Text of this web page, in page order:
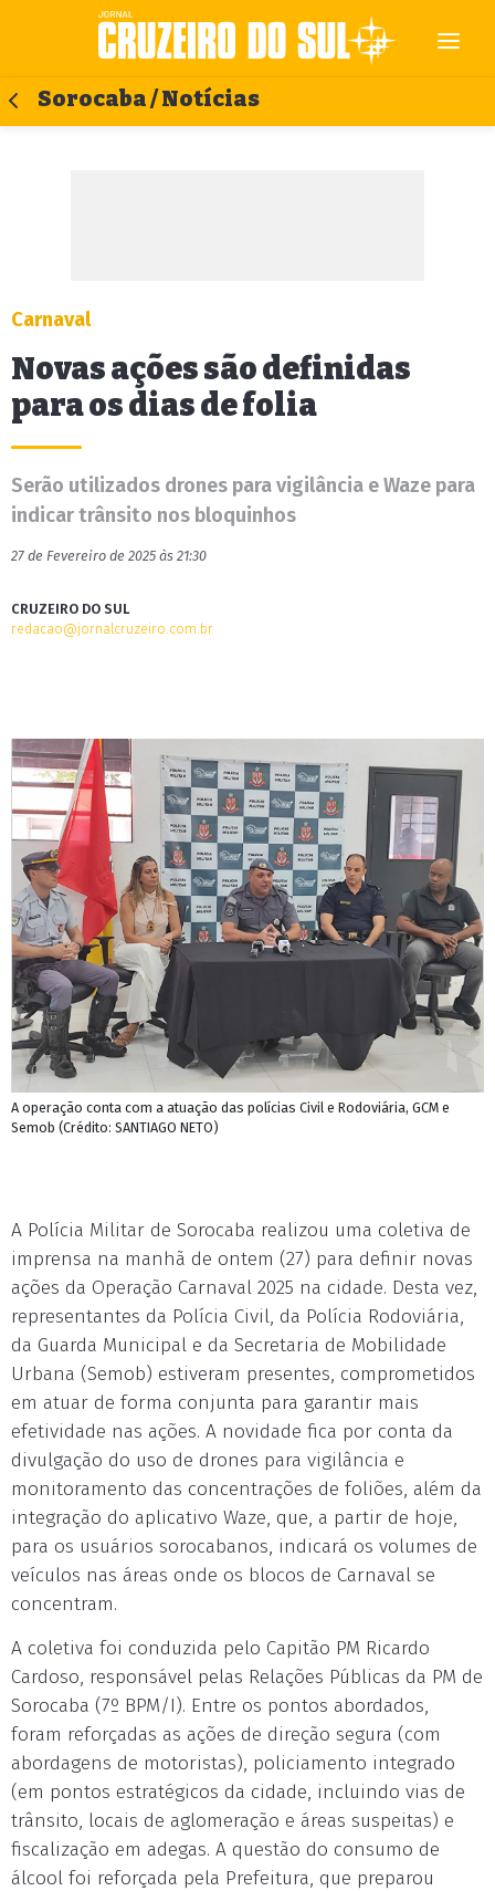
Sorocaba / Notícias
Carnaval
Novas ações são definidas
para os dias de folia
Serão utilizados drones para vigilância e Waze para
indicar trânsito nos bloquinhos
27 de Fevereiro de 2025 às 21:30
CRUZEIRO DO SUL
redacao@jornalcruzeiro.com.br
A operação conta com a atuação das polícias Civil e Rodoviária, GCM e
Semob (Crédito: SANTIAGO NETO)
A Polícia Militar de Sorocaba realizou uma coletiva de
imprensa na manhã de ontem (27) para definir novas
ações da Operação Carnaval 2025 na cidade. Desta vez,
representantes da Polícia Civil, da Polícia Rodoviária,
da Guarda Municipal e da Secretaria de Mobilidade
Urbana (Semob) estiveram presentes, comprometidos
em atuar de forma conjunta para garantir mais
efetividade nas ações. A novidade fica por conta da
divulgação do uso de drones para vigilância e
monitoramento das concentrações de foliões, além da
integração do aplicativo Waze, que, a partir de hoje,
para os usuários sorocabanos, indicará os volumes de
veículos nas áreas onde os blocos de Carnaval se
concentram.
A coletiva foi conduzida pelo Capitão PM Ricardo
Cardoso, responsável pelas Relações Públicas da PM de
Sorocaba (7º BPM/I). Entre os pontos abordados,
foram reforçadas as ações de direção segura (com
abordagens de motoristas), policiamento integrado
(em pontos estratégicos da cidade, incluindo vias de
trânsito, locais de aglomeração e áreas suspeitas) e
fiscalização em adegas. A questão do consumo de
álcool foi reforçada pela Prefeitura, que preparou